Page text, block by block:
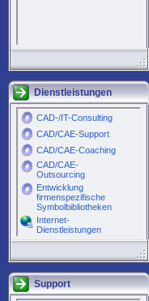
Dienstleistungen
Support